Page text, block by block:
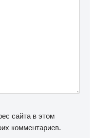
сайта в этом
комментариев.